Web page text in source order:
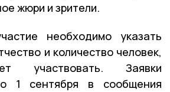
жюри и зрители.
необходимо указать
и количество человек,
участвовать. Заявки
1 сентября в сообщения